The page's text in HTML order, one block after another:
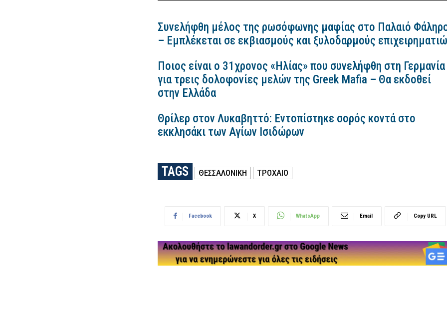
Συνελήφθη μέλος της ρωσόφωνης μαφίας στο Παλαιό
– Εμπλέκεται σε εκβιασμούς και ξυλοδαρμούς
Ποιος είναι ο 31χρονος «Ηλίας» που συνελήφθη στη Γερμανία
για τρεις δολοφονίες μελών της Greek Mafia – Θα εκδοθεί
στην Ελλάδα
Θρίλερ στον Λυκαβηττό: Εντοπίστηκε σορός κοντά στο
εκκλησάκι των Αγίων Ισιδώρων
TAGS ΘΕΣΣΑΛΟΝΙΚΗ ΤΡΟΧΑΙΟ
Facebook X WhatsApp Email Copy URL